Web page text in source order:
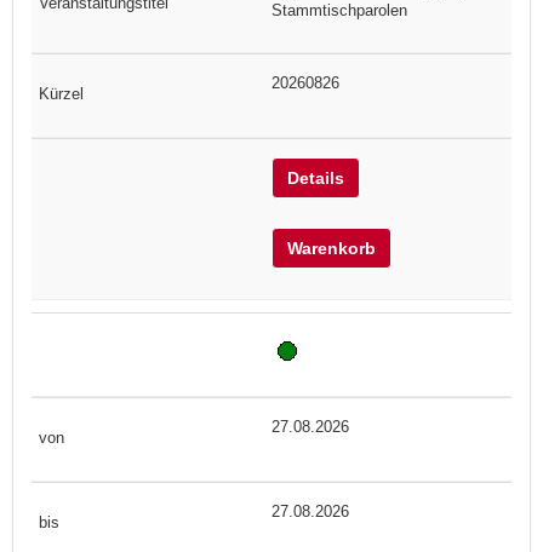
Stammtischparolen
20260826
Details
Warenkorb
27.08.2026
27.08.2026